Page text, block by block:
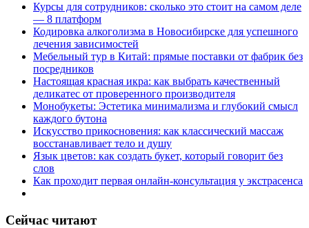
Курсы для сотрудников: сколько это стоит на самом деле
— 8 платформ
Кодировка алкоголизма в Новосибирске для успешного
лечения зависимостей
Мебельный тур в Китай: прямые поставки от фабрик без
посредников
Настоящая красная икра: как выбрать качественный
деликатес от проверенного производителя
Монобукеты: Эстетика минимализма и глубокий смысл
каждого бутона
Искусство прикосновения: как классический массаж
восстанавливает тело и душу
Язык цветов: как создать букет, который говорит без
слов
Как проходит первая онлайн-консультация у экстрасенса
Сейчас читают